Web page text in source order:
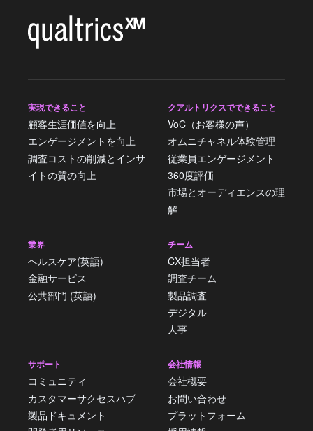
実現できること
顧客生涯価値を向上
エンゲージメントを向上
調査コストの削減とインサ
イトの質の向上
クアルトリクスでできること
VoC（お客様の声）
オムニチャネル体験管理
従業員エンゲージメント
360度評価
市場とオーディエンスの理
解
業界
ヘルスケア(英語)
金融サービス
公共部門 (英語)
チーム
CX担当者
調査チーム
製品調査
デジタル
人事
サポート
コミュニティ
カスタマーサクセスハブ
製品ドキュメント
会社情報
会社概要
お問い合わせ
プラットフォーム